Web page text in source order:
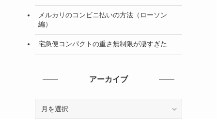
メルカリのコンビニ払いの方法（ローソン
編）
宅急便コンパクトの重さ無制限が凄すぎた
アーカイブ